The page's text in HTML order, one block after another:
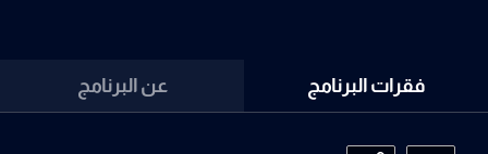
فقرات البرنامج عن البرنامج